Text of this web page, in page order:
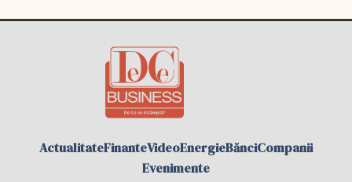
ActualitateFinanteVideoEnergieBănciCompanii
Evenimente